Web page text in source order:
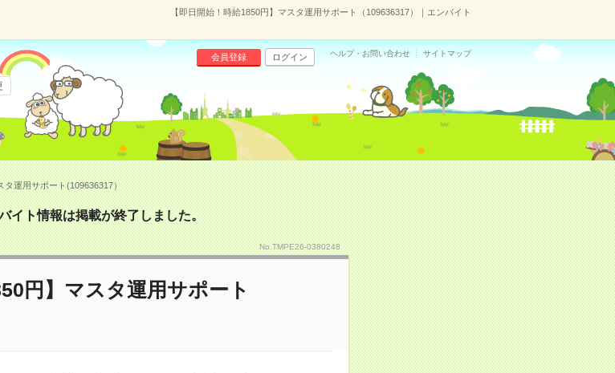
【即日開始！時給1850円】マスタ運用サポート（109636317）｜エンバイト
会員登録 ログイン ヘルプ・お問い合わせ サイトマップ
タ運用サポート(109636317）
イト情報は掲載が終了しました。
No.TMPE26-0380248
円】マスタ運用サポート